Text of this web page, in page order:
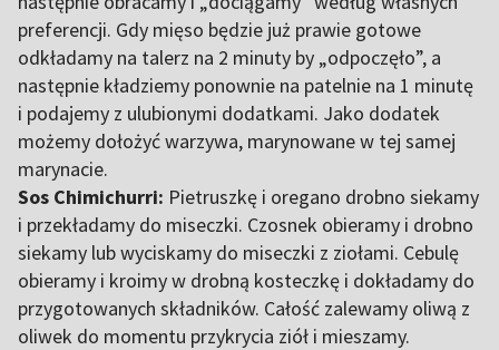
preferencji. Gdy mięso będzie już prawie gotowe
odkładamy na talerz na 2 minuty by „odpoczęło”, a
następnie kładziemy ponownie na patelnie na 1 minutę
i podajemy z ulubionymi dodatkami. Jako dodatek
możemy dołożyć warzywa, marynowane w tej samej
marynacie.
Sos Chimichurri: Pietruszkę i oregano drobno siekamy
i przekładamy do miseczki. Czosnek obieramy i drobno
siekamy lub wyciskamy do miseczki z ziołami. Cebulę
obieramy i kroimy w drobną kosteczkę i dokładamy do
przygotowanych składników. Całość zalewamy oliwą z
oliwek do momentu przykrycia ziół i mieszamy.